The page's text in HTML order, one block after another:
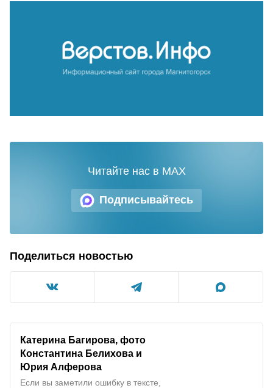
Подписывайтесь
Читайте нас в MAX
Поделиться новостью
Катерина Багирова, фото
Константина Белихова и
Юрия Алферова
Если вы заметили ошибку в тексте,